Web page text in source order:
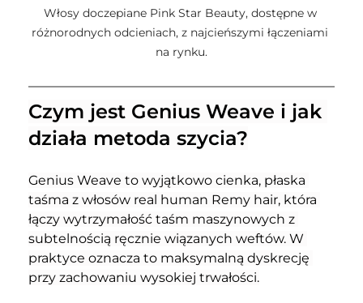
Włosy doczepiane Pink Star Beauty, dostępne w
różnorodnych odcieniach, z najcieńszymi łączeniami
na rynku.
Czym jest Genius Weave i jak
działa metoda szycia?
Genius Weave to wyjątkowo cienka, płaska
taśma z włosów real human Remy hair, która
łączy wytrzymałość taśm maszynowych z
subtelnością ręcznie wiązanych weftów. W
praktyce oznacza to maksymalną dyskrecję
przy zachowaniu wysokiej trwałości.